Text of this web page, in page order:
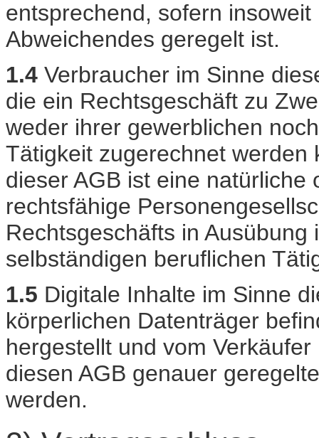
entsprechend, sofern
Abweichendes geregelt ist.
1.4 Verbraucher im Sinne
die ein Rechtsgeschäft zu
weder ihrer gewerblichen
Tätigkeit zugerechnet
dieser AGB ist eine
rechtsfähige
Rechtsgeschäfts in
selbständigen beruflichen
1.5 Digitale Inhalte im Sinne
körperlichen Datenträger
hergestellt und vom
diesen AGB genauer
werden.